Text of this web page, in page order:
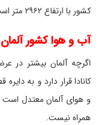
کشور با ارتفاع ۲۹۶۲ متر است
آب و هوا کشور آلمان
اگرچه آلمان بیشتر در
کانادا قرار دارد و به
و هوای آلمان معتدل است
همراه نیست.